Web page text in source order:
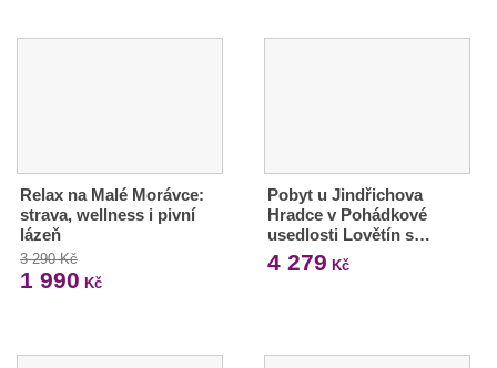
Relax na Malé Morávce:
strava, wellness i pivní
lázeň
3 290 Kč
1 990 Kč
Pobyt u Jindřichova
Hradce v Pohádkové
usedlosti Lovětín s…
4 279 Kč